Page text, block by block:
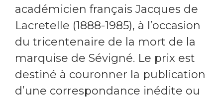
académicien français Jacques de
Lacretelle (1888-1985), à l’occasion
du tricentenaire de la mort de la
marquise de Sévigné. Le prix est
destiné à couronner la publication
d’une correspondance inédite ou